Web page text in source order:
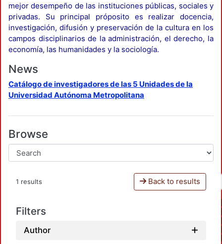
mejor desempeño de las instituciones públicas, sociales y
privadas. Su principal próposito es realizar docencia,
investigación, difusión y preservación de la cultura en los
campos disciplinarios de la administración, el derecho, la
economía, las humanidades y la sociología.
News
Catálogo de investigadores de las 5 Unidades de la
Universidad Autónoma Metropolitana
Browse
1 results Back to results
Filters
Author